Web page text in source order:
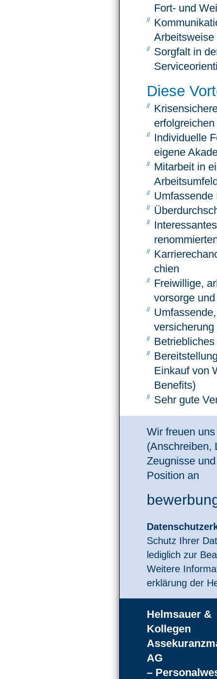
Fort- und
Arbeits­weise
Sorgfalt in
Diese
Indivi­duelle
eigene
Mitarbeit in
Umfassende
chien
Frei­willige,
vorsorge
versicherung
Einkauf von
Benefits)
Sehr gute
Wir freuen
(Anschreiben,
Zeugnisse
Position an
Schutz Ihrer
lediglich zur
Weitere
erklärung der
Helmsauer &
Kollegen
AG
–